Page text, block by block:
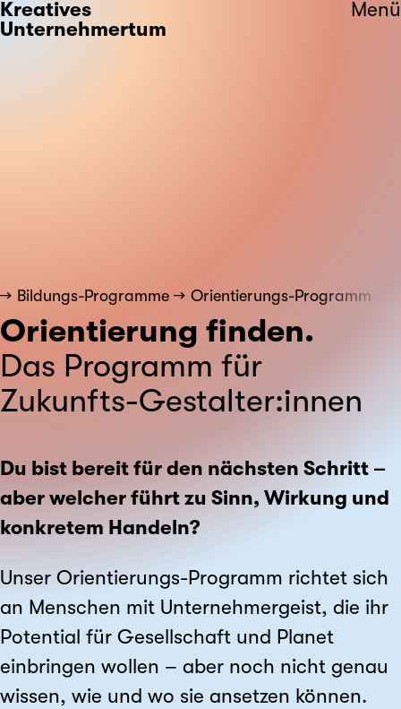
Kreatives
Unternehmertum
Menü
Bildungs-Programme Orientierungs-Programm
Orientierung finden.
Das Programm für
Zukunfts-Gestalter:innen
Du bist bereit für den nächsten Schritt –
aber welcher führt zu Sinn, Wirkung und
konkretem Handeln?
Unser Orientierungs-Programm richtet sich
an Menschen mit Unternehmergeist, die ihr
Potential für Gesellschaft und Planet
einbringen wollen – aber noch nicht genau
wissen, wie und wo sie ansetzen können.